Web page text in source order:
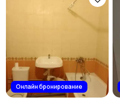
Онлайн бронирование